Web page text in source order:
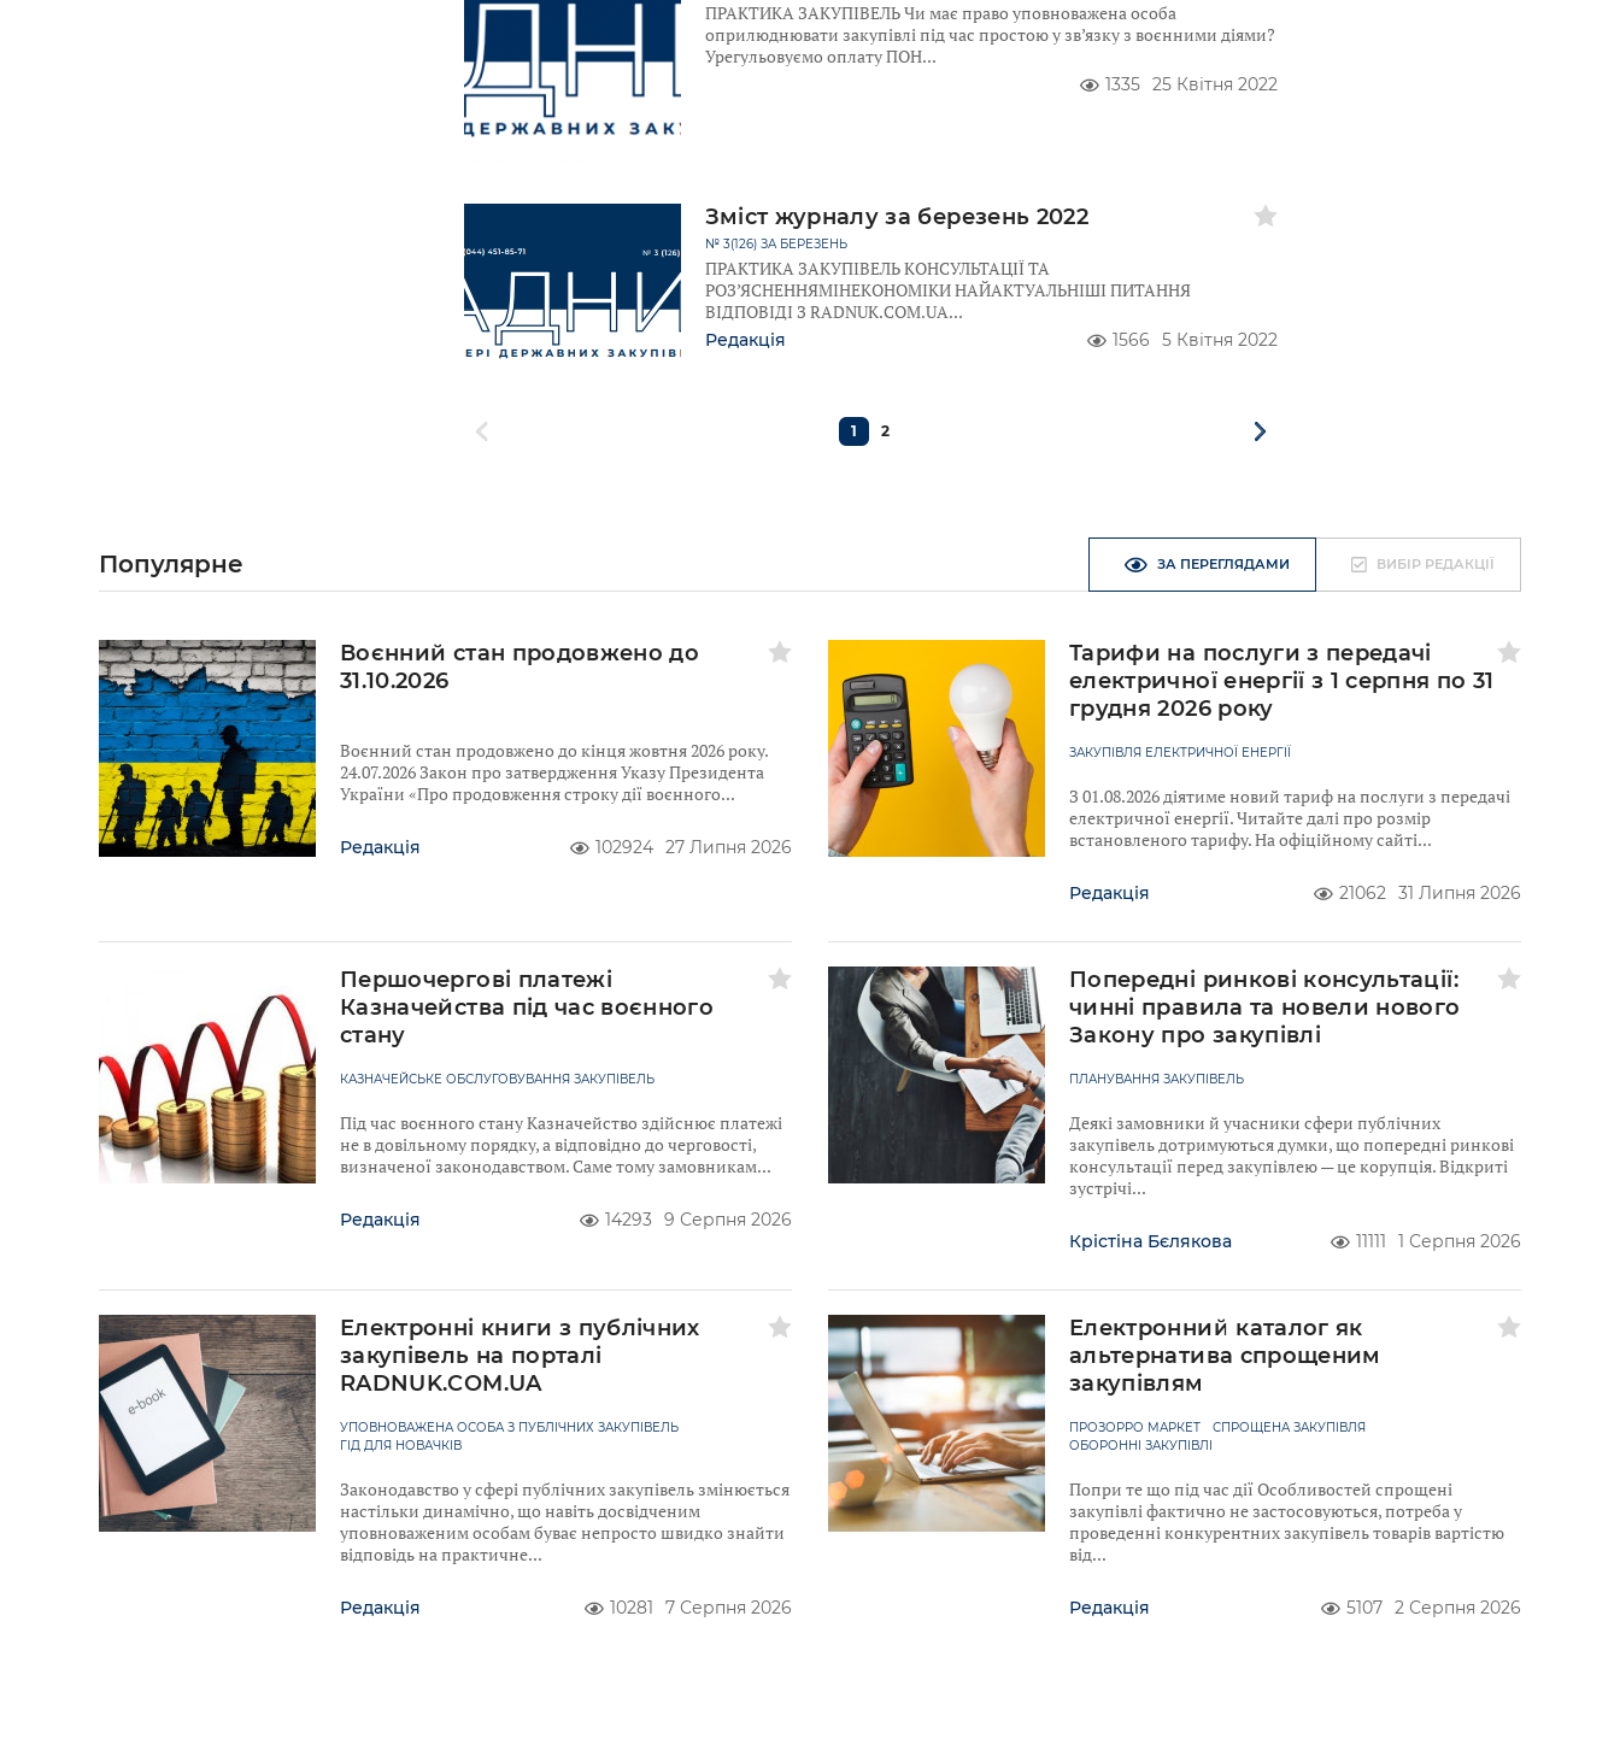
ПРАКТИКА ЗАКУПІВЕЛЬ Чи має право уповноважена особа
оприлюднювати закупівлі під час простою у зв’язку з воєнними діями?
Урегульовуємо оплату ПОН
1335 25 Квітня 2022
Зміст журналу за березень 2022
№ 3(126) ЗА БЕРЕЗЕНЬ
ПРАКТИКА ЗАКУПІВЕЛЬ КОНСУЛЬТАЦІЇ ТА
РОЗ’ЯСНЕННЯМІНЕКОНОМІКИ НАЙАКТУАЛЬНІШІ ПИТАННЯ
ВІДПОВІДІ З RADNUK.COM.UA
Редакція 1566 5 Квітня 2022
1 2
Популярне ЗА ПЕРЕГЛЯДАМИ ВИБІР РЕДАКЦІЇ
Воєнний стан продовжено до
31.10.2026
Воєнний стан продовжено до кінця жовтня 2026 року.
24.07.2026 Закон про затвердження Указу Президента
України «Про продовження строку дії воєнного
Редакція 102924 27 Липня 2026
Тарифи на послуги з передачі
електричної енергії з 1 серпня по 31
грудня 2026 року
ЗАКУПІВЛЯ ЕЛЕКТРИЧНОЇ ЕНЕРГІЇ
З 01.08.2026 діятиме новий тариф на послуги з передачі
електричної енергії. Читайте далі про розмір
встановленого тарифу. На офіційному сайті
Редакція 21062 31 Липня 2026
Першочергові платежі
Казначейства під час воєнного
стану
КАЗНАЧЕЙСЬКЕ ОБСЛУГОВУВАННЯ ЗАКУПІВЕЛЬ
Під час воєнного стану Казначейство здійснює платежі
не в довільному порядку, а відповідно до черговості,
визначеної законодавством. Саме тому замовникам
Редакція 14293 9 Серпня 2026
Попередні ринкові консультації:
чинні правила та новели нового
Закону про закупівлі
ПЛАНУВАННЯ ЗАКУПІВЕЛЬ
Деякі замовники й учасники сфери публічних
закупівель дотримуються думки, що попередні ринкові
консультації перед закупівлею — це корупція. Відкриті
зустрічі
Крістіна Бєлякова 11111 1 Серпня 2026
Електронні книги з публічних
закупівель на порталі
RADNUK.COM.UA
УПОВНОВАЖЕНА ОСОБА З ПУБЛІЧНИХ ЗАКУПІВЕЛЬ
ГІД ДЛЯ НОВАЧКІВ
Законодавство у сфері публічних закупівель змінюється
настільки динамічно, що навіть досвідченим
уповноваженим особам буває непросто швидко знайти
відповідь на практичне
Редакція 10281 7 Серпня 2026
Електронний каталог як
альтернатива спрощеним
закупівлям
ПРОЗОРРО МАРКЕТ
СПРОЩЕНА ЗАКУПІВЛЯ
ОБОРОННІ ЗАКУПІВЛІ
Попри те що під час дії Особливостей спрощені
закупівлі фактично не застосовуються, потреба у
проведенні конкурентних закупівель товарів вартістю
від
Редакція 5107 2 Серпня 2026